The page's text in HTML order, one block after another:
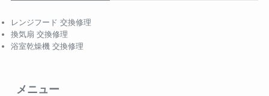
レンジフード 交換修理
換気扇 交換修理
浴室乾燥機 交換修理
メニュー